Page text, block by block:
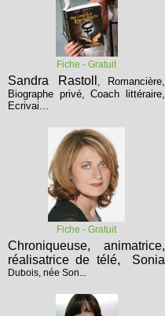
Fiche - Gratuit
Sandra Rastoll ,
Romancière,
Biographe privé, Coach littéraire,
Ecrivai...
Fiche - Gratuit
Chroniqueuse, animatrice,
réalisatrice de télé,
Sonia
Dubois, née Son...